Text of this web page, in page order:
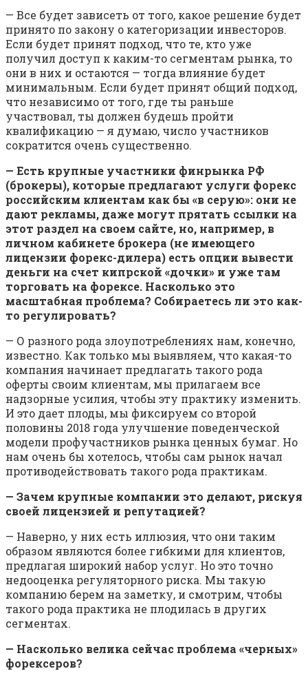
— Все будет зависеть от того, какое решение будет
принято по закону о категоризации инвесторов.
Если будет принят подход, что те, кто уже
получил доступ к каким-то сегментам рынка, то
они в них и остаются — тогда влияние будет
минимальным. Если будет принят общий подход,
что независимо от того, где ты раньше
участвовал, ты должен будешь пройти
квалификацию — я думаю, число участников
сократится очень существенно.
— Есть крупные участники финрынка РФ
(брокеры), которые предлагают услуги форекс
российским клиентам как бы «в серую»: они не
дают рекламы, даже могут прятать ссылки на
этот раздел на своем сайте, но, например, в
личном кабинете брокера (не имеющего
лицензии форекс-дилера) есть опции вывести
деньги на счет кипрской «дочки» и уже там
торговать на форексе. Насколько это
масштабная проблема? Собираетесь ли это как-
то регулировать?
— О разного рода злоупотреблениях нам, конечно,
известно. Как только мы выявляем, что какая-то
компания начинает предлагать такого рода
оферты своим клиентам, мы прилагаем все
надзорные усилия, чтобы эту практику изменить.
И это дает плоды, мы фиксируем со второй
половины 2018 года улучшение поведенческой
модели профучастников рынка ценных бумаг. Но
нам очень бы хотелось, чтобы сам рынок начал
противодействовать такого рода практикам.
— Зачем крупные компании это делают, рискуя
своей лицензией и репутацией?
— Наверно, у них есть иллюзия, что они таким
образом являются более гибкими для клиентов,
предлагая широкий набор услуг. Но это точно
недооценка регуляторного риска. Мы такую
компанию берем на заметку, и смотрим, чтобы
такого рода практика не плодилась в других
сегментах.
— Насколько велика сейчас проблема «черных»
форексеров?